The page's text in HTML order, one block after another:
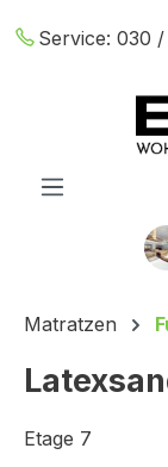
Zum Hauptinhalt
Service: 030 /
Matratzen
Etage 7